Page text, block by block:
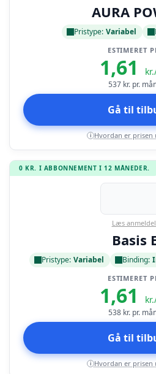
AURA
Pristype: Variabel
ESTIMERET
1,61
537 kr. pr.
Gå til
i Hvordan er prisen
0 KR. I ABBONNEMENT I 12 MÅNEDER.
Læs
Basis
Pristype: Variabel Binding:
ESTIMERET
1,61
538 kr. pr.
Gå til
i Hvordan er prisen